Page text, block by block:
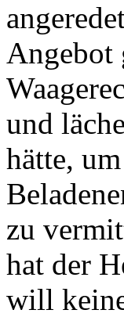
Angebot
und
hätte,
zu
hat der
will